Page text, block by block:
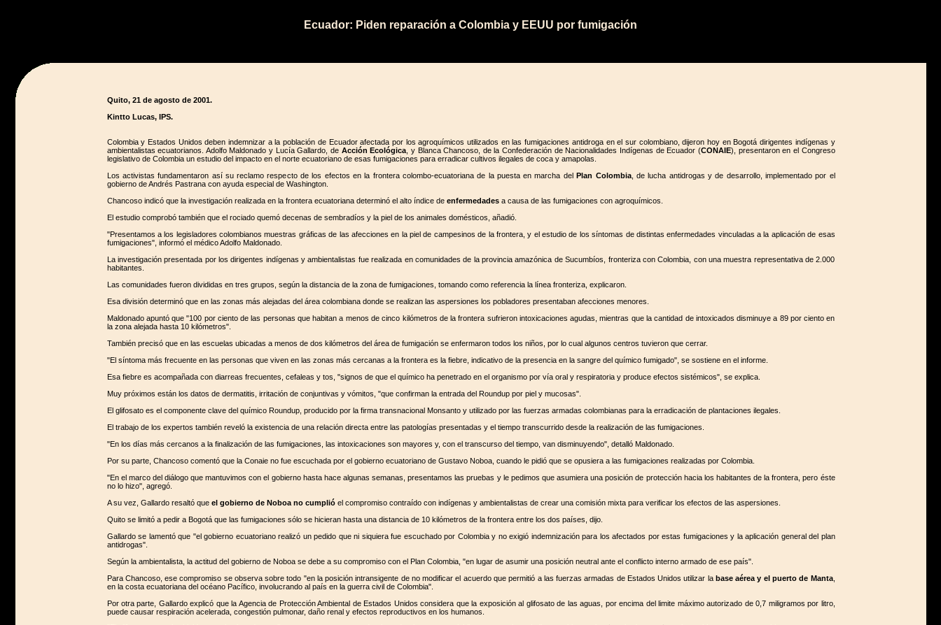
Ecuador: Piden reparación a Colombia y EEUU por fumigación
Quito, 21 de agosto de 2001.
Kintto Lucas, IPS.
Colombia y Estados Unidos deben indemnizar a la población de Ecuador afectada por los agroquímicos utilizados en las fumigaciones antidroga en el sur colombiano, dijeron hoy en Bogotá dirigentes indígenas y
ambientalistas ecuatorianos. Adolfo Maldonado y Lucía Gallardo, de Acción Ecológica , y Blanca Chancoso, de la Confederación de Nacionalidades Indígenas de Ecuador (CONAIE), presentaron en el Congreso
legislativo de Colombia un estudio del impacto en el norte ecuatoriano de esas fumigaciones para erradicar cultivos ilegales de coca y amapolas.
Los activistas fundamentaron así su reclamo respecto de los efectos en la frontera colombo-ecuatoriana de la puesta en marcha delPlan Colombia, de lucha antidrogas y de desarrollo, implementado por el
gobierno de Andrés Pastrana con ayuda especial de Washington.
Chancoso indicó que la investigación realizada en la frontera ecuatoriana determinó el alto índice de enfermedadesa causa de las fumigaciones con agroquímicos.
El estudio comprobó también que el rociado quemó decenas de sembradíos y la piel de los animales domésticos, añadió.
"Presentamos a los legisladores colombianos muestras gráficas de las afecciones en la piel de campesinos de la frontera, y el estudio de los síntomas de distintas enfermedades vinculadas a la aplicación de esas
fumigaciones", informó el médico Adolfo Maldonado.
La investigación presentada por los dirigentes indígenas y ambientalistas fue realizada en comunidades de la provincia amazónica de Sucumbíos, fronteriza con Colombia, con una muestra representativa de 2.000
habitantes.
Las comunidades fueron divididas en tres grupos, según la distancia de la zona de fumigaciones, tomando como referencia la línea fronteriza, explicaron.
Esa división determinó que en las zonas más alejadas del área colombiana donde se realizan las aspersiones los pobladores presentaban afecciones menores.
Maldonado apuntó que "100 por ciento de las personas que habitan a menos de cinco kilómetros de la frontera sufrieron intoxicaciones agudas, mientras que la cantidad de intoxicados disminuye a 89 por ciento en
la zona alejada hasta 10 kilómetros".
También precisó que en las escuelas ubicadas a menos de dos kilómetros del área de fumigación se enfermaron todos los niños, por lo cual algunos centros tuvieron que cerrar.
"El síntoma más frecuente en las personas que viven en las zonas más cercanas a la frontera es la fiebre, indicativo de la presencia en la sangre del químico fumigado", se sostiene en el informe.
Esa fiebre es acompañada con diarreas frecuentes, cefaleas y tos, "signos de que el químico ha penetrado en el organismo por vía oral y respiratoria y produce efectos sistémicos", se explica.
Muy próximos están los datos de dermatitis, irritación de conjuntivas y vómitos, "que confirman la entrada del Roundup por piel y mucosas".
El glifosato es el componente clave del químico Roundup, producido por la firma transnacional Monsanto y utilizado por las fuerzas armadas colombianas para la erradicación de plantaciones ilegales.
El trabajo de los expertos también reveló la existencia de una relación directa entre las patologías presentadas y el tiempo transcurrido desde la realización de las fumigaciones.
"En los días más cercanos a la finalización de las fumigaciones, las intoxicaciones son mayores y, con el transcurso del tiempo, van disminuyendo", detalló Maldonado.
Por su parte, Chancoso comentó que la Conaie no fue escuchada por el gobierno ecuatoriano de Gustavo Noboa, cuando le pidió que se opusiera a las fumigaciones realizadas por Colombia.
"En el marco del diálogo que mantuvimos con el gobierno hasta hace algunas semanas, presentamos las pruebas y le pedimos que asumiera una posición de protección hacia los habitantes de la frontera, pero éste
no lo hizo", agregó.
A su vez, Gallardo resaltó que el gobierno de Noboa no cumplióel compromiso contraído con indígenas y ambientalistas de crear una comisión mixta para verificar los efectos de las aspersiones.
Quito se limitó a pedir a Bogotá que las fumigaciones sólo se hicieran hasta una distancia de 10 kilómetros de la frontera entre los dos países, dijo.
Gallardo se lamentó que "el gobierno ecuatoriano realizó un pedido que ni siquiera fue escuchado por Colombia y no exigió indemnización para los afectados por estas fumigaciones y la aplicación general del plan
antidrogas".
Según la ambientalista, la actitud del gobierno de Noboa se debe a su compromiso con el Plan Colombia, "en lugar de asumir una posición neutral ante el conflicto interno armado de ese país".
Para Chancoso, ese compromiso se observa sobre todo "en la posición intransigente de no modificar el acuerdo que permitió a las fuerzas armadas de Estados Unidos utilizar la base aérea y el puerto de Manta,
en la costa ecuatoriana del océano Pacífico, involucrando al país en la guerra civil de Colombia".
Por otra parte, Gallardo explicó que la Agencia de Protección Ambiental de Estados Unidos considera que la exposición al glifosato de las aguas, por encima del limite máximo autorizado de 0,7 miligramos por litro,
puede causar respiración acelerada, congestión pulmonar, daño renal y efectos reproductivos en los humanos.